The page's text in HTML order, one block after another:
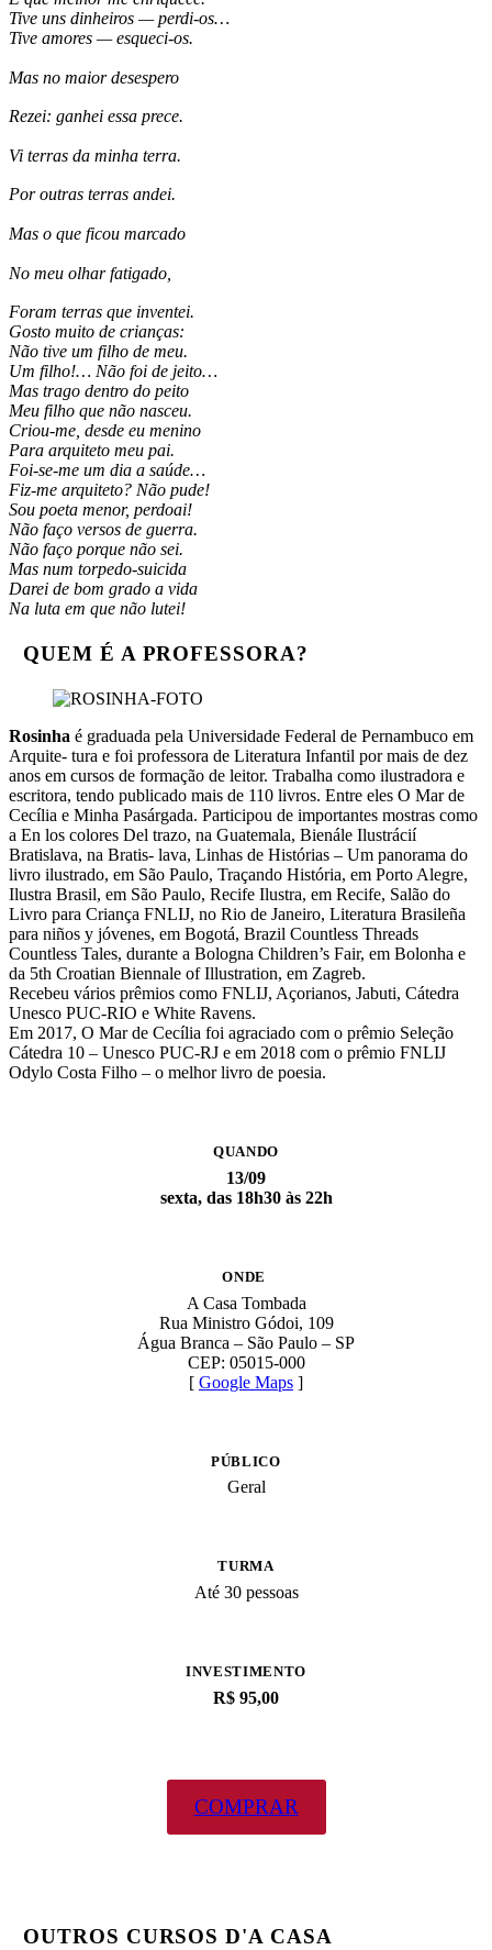
Tive uns dinheiros — perdi-os…
Tive amores — esqueci-os.
Mas no maior desespero
Rezei: ganhei essa prece.
Vi terras da minha terra.
Por outras terras andei.
Mas o que ficou marcado
No meu olhar fatigado,
Foram terras que inventei.
Gosto muito de crianças:
Não tive um filho de meu.
Um filho!… Não foi de jeito…
Mas trago dentro do peito
Meu filho que não nasceu.
Criou-me, desde eu menino
Para arquiteto meu pai.
Foi-se-me um dia a saúde…
Fiz-me arquiteto? Não pude!
Sou poeta menor, perdoai!
Não faço versos de guerra.
Não faço porque não sei.
Mas num torpedo-suicida
Darei de bom grado a vida
Na luta em que não lutei!
QUEM É A PROFESSORA?
Rosinha é graduada pela Universidade Federal de Pernambuco em
Arquite- tura e foi professora de Literatura Infantil por mais de dez
anos em cursos de formação de leitor. Trabalha como ilustradora e
escritora, tendo publicado mais de 110 livros. Entre eles O Mar de
Cecília e Minha Pasárgada. Participou de importantes mostras como
a En los colores Del trazo, na Guatemala, Bienále Ilustrácií
Bratislava, na Bratis- lava, Linhas de Histórias – Um panorama do
livro ilustrado, em São Paulo, Traçando História, em Porto Alegre,
Ilustra Brasil, em São Paulo, Recife Ilustra, em Recife, Salão do
Livro para Criança FNLIJ, no Rio de Janeiro, Literatura Brasileña
para niños y jóvenes, em Bogotá, Brazil Countless Threads
Countless Tales, durante a Bologna Children’s Fair, em Bolonha e
da 5th Croatian Biennale of Illustration, em Zagreb.
Recebeu vários prêmios como FNLIJ, Açorianos, Jabuti, Cátedra
Unesco PUC-RIO e White Ravens.
Em 2017, O Mar de Cecília foi agraciado com o prêmio Seleção
Cátedra 10 – Unesco PUC-RJ e em 2018 com o prêmio FNLIJ
Odylo Costa Filho – o melhor livro de poesia.
QUANDO
13/09
sexta, das 18h30 às 22h
ONDE
A Casa Tombada
Rua Ministro Gódoi, 109
Água Branca – São Paulo – SP
CEP: 05015-000
[ Google Maps ]
PÚBLICO
Geral
TURMA
Até 30 pessoas
INVESTIMENTO
R$ 95,00
COMPRAR
OUTROS CURSOS D'A CASA